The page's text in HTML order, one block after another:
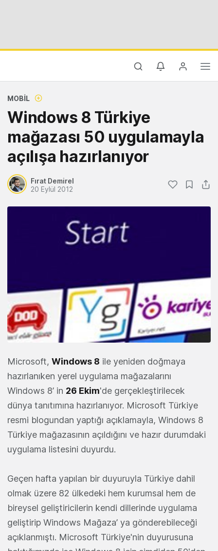
MOBIL
Windows 8 Türkiye
mağazası 50 uygulamayla
açılışa hazırlanıyor
Fırat Demirel
20 Eylül 2012
Microsoft, Windows 8 ile yeniden doğmaya
hazırlanıken yerel uygulama mağazalarını
Windows 8’ in 26 Ekim'de gerçekleştirilecek
dünya tanıtımına hazırlanıyor. Microsoft Türkiye
resmi blogundan yaptığı açıklamayla, Windows 8
Türkiye mağazasının açıldığını ve hazır durumdaki
uygulama listesini duyurdu.
Geçen hafta yapılan bir duyuruyla Türkiye dahil
olmak üzere 82 ülkedeki hem kurumsal hem de
bireysel geliştiricilerin kendi dillerinde uygulama
geliştirip Windows Mağaza’ ya gönderebileceği
açıklanmıştı. Microsoft Türkiye'nin duyurusuna